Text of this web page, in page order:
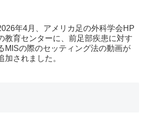
年4月、アメリカ足の外科学会HP
教育センターに、前足部疾患に対す
MISの際のセッティング法の動画が
加されました。